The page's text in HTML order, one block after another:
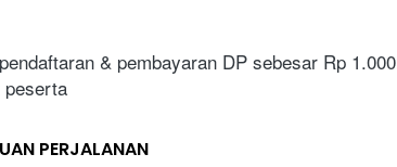
& pembayaran DP sebesar Rp
PERJALANAN